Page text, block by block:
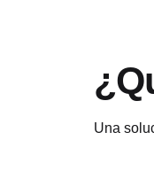
Una